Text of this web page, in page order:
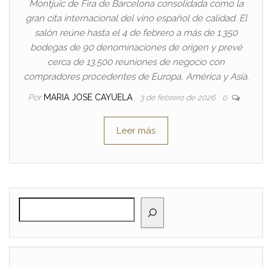
Montjuïc de Fira de Barcelona consolidada como la
gran cita internacional del vino español de calidad. El
salón reúne hasta el 4 de febrero a más de 1.350
bodegas de 90 denominaciones de origen y prevé
cerca de 13.500 reuniones de negocio con
compradores procedentes de Europa, América y Asia.
Por MARIA JOSE CAYUELA 3 de febrero de 2026 0
Leer más